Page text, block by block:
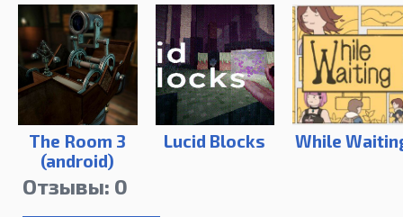
The Room 3
(android)
Lucid Blocks While
Отзывы: 0